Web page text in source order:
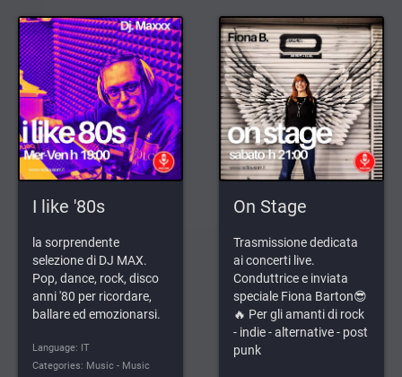
I like '80s
la sorprendente
selezione di DJ MAX.
Pop, dance, rock, disco
anni '80 per ricordare,
ballare ed emozionarsi.
Language: IT
Categories: Music - Music
On Stage
Trasmissione dedicata
ai concerti live.
Conduttrice e inviata
speciale Fiona Barton😎
🔥 Per gli amanti di rock
- indie - alternative - post
punk